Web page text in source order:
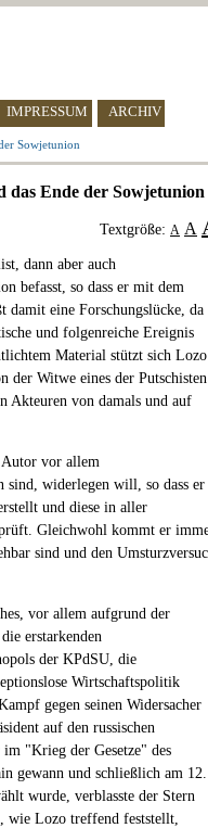
IMPRESSUM ARCHIV
Sowjetunion
das Ende der Sowjetunion
Textgröße: A A
dann aber auch
befasst, so dass er mit dem
eine Forschungslücke, da
und folgenreiche Ereignis
Material stützt sich Lozo
Witwe eines der Putschisten
Akteuren von damals und auf
Autor vor allem
sind, widerlegen will, so dass er
und diese in aller
Gleichwohl kommt er
sind und den
vor allem aufgrund der
erstarkenden
der KPdSU, die
Wirtschaftspolitik
gegen seinen Widersacher
auf den russischen
im "Krieg der Gesetze" des
gewann und schließlich am 12.
wurde, verblasste der Stern
wie Lozo treffend feststellt,